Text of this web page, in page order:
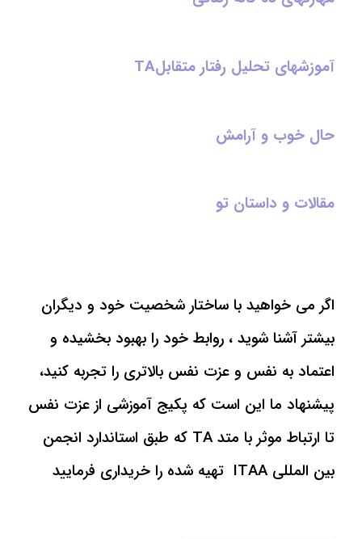
آموزشهای تحلیل رفتار متقابلTA
حال خوب و آرامش
مقالات و داستان تو
اگر می خواهید با ساختار شخصیت خود و دیگران
بیشتر آشنا شوید ، روابط خود را بهبود بخشیده و
اعتماد به نفس و عزت نفس بالاتری را تجربه کنید،
پیشنهاد ما این است که پکیج آموزشی از عزت نفس
تا ارتباط موثر با متد TA که طبق استاندارد انجمن
بین المللی ITAA تهیه شده را خریداری فرمایید